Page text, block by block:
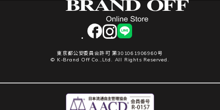
facebookinstagram
LINE
東京都公安委員会許可 第301061906960号
© K-Brand Off Co.,Ltd. All Rights Reserved.